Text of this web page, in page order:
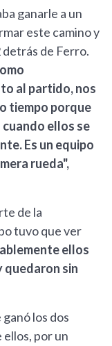
ganarle a un
este camino y
detrás de Ferro.
al partido, nos
tiempo porque
ellos se
Es un equipo
rueda",
de la
tuvo que ver
ellos
quedaron sin
los dos
por un